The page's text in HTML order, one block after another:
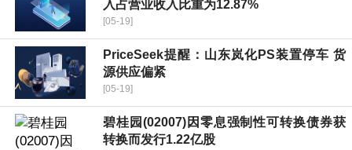
入占营业收入比重为12.87%
[05-19]
PriceSeek提醒：山东岚化PS装置停车 货
源供应偏紧
[05-19]
碧桂园(02007)因零息强制性可转换债券获
转换而发行1.22亿股